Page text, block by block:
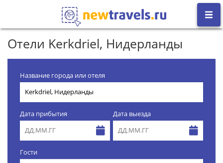
Отели Kerkdriel, Нидерланды
Название города или отеля
Дата прибытия Дата выезда
Гости